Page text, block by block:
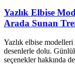
Yazlık Elbise
Arada Sunan
Yazlık elbise
desenlerle dolu.
seçenekler hakkında